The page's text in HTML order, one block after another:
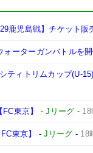
鹿児島戦】チケット販
ォーターガンバトルを
ティトリムカップ(U-
東京】 -Jリーグ - 18
東京】 -Jリーグ - 18